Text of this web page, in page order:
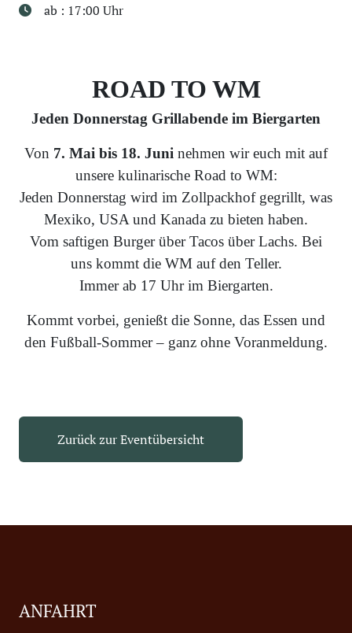
ab : 17:00 Uhr
ROAD TO WM
Jeden Donnerstag Grillabende im Biergarten
Von 7. Mai bis 18. Juni nehmen wir euch mit auf
unsere kulinarische Road to WM:
Jeden Donnerstag wird im Zollpackhof gegrillt, was
Mexiko, USA und Kanada zu bieten haben.
Vom saftigen Burger über Tacos über Lachs. Bei
uns kommt die WM auf den Teller.
Immer ab 17 Uhr im Biergarten.
Kommt vorbei, genießt die Sonne, das Essen und
den Fußball-Sommer – ganz ohne Voranmeldung.
Zurück zur Eventübersicht
ANFAHRT